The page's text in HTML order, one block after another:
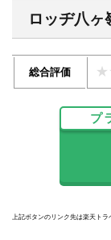
ロッヂ八ヶ
総合評価
プ
上記ボタンのリンク先は楽天ト